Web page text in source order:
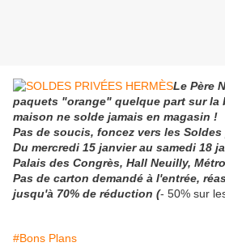
Le Père
paquets "orange" quelque part sur la
maison ne solde jamais en magasin !
Pas de soucis, foncez vers les Soldes
Du mercredi 15 janvier au samedi 18
Palais des Congrès, Hall Neuilly,
Pas de carton demandé à l'entrée,
jusqu'à 70% de réduction (- 50% sur
#Bons Plans